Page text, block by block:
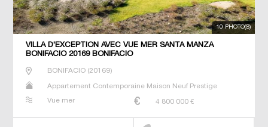
10 PHOTO(S)
VILLA D'EXCEPTION AVEC VUE MER SANTA MANZA
BONIFACIO 20169 BONIFACIO
BONIFACIO(20169)
Appartement Contemporaine Maison Neuf Prestige
Vue mer
4 800 000 €